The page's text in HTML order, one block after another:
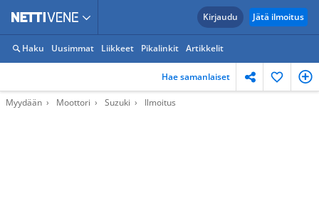
Kirjaudu Jätä ilmoitus
Haku Uusimmat Liikkeet Pikalinkit Artikkelit
Hae samanlaiset
Myydään Moottori Suzuki Ilmoitus